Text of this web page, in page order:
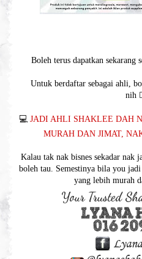
Boleh terus dapatkan sekarang
Untuk berdaftar sebagai ahli,
nih
💻 JADI AHLI SHAKLEE DAH
MURAH DAN JIMAT,
Kalau tak nak bisnes sekadar nak
boleh tau. Semestinya bila you
yang lebih murah